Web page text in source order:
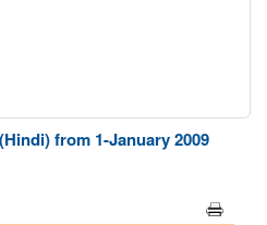
from 1-January 2009